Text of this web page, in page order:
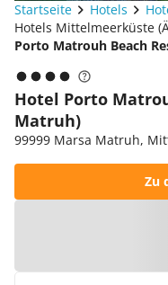
Startseite Hotels
Hotels Mittelmeerküste
Porto Matrouh Beach
Hotel Porto
Matruh)
99999 Marsa Matruh,
Zu